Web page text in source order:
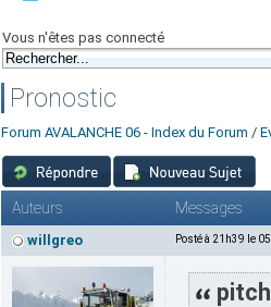
Vous n'êtes pas connecté
Pronostic
Forum AVALANCHE 06 - Index du Forum /
Auteurs Messages
willgreo Posté à 21h39 le